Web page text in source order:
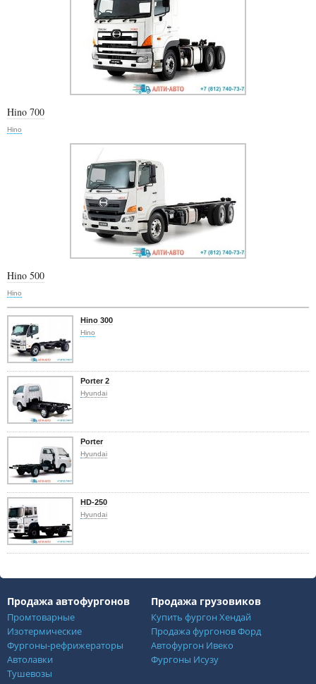
Hino 700
Hino
Hino 500
Hino
Hino 300
Hino
Porter 2
Hyundai
Porter
Hyundai
HD-250
Hyundai
Продажа автофургонов
Промтоварные
Изотермические
Фургоны-рефрижераторы
Автолавки
Тушевозы
Продажа грузовиков
Купить фургон Хендай
Продажа фургонов Форд
Автофургон Ивеко
Фургоны Исузу